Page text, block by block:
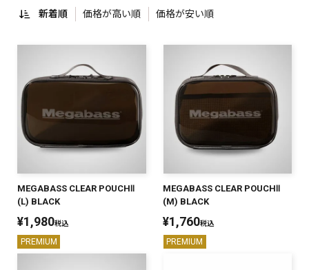
PREMIUM オンライン限定
SALT WATER
価格 ～¥
新着順 価格が高い順 価格が安い順
MEGABASS CLEAR POUCHⅡ
(L) BLACK
¥1,980税込
PREMIUM
MEGABASS CLEAR POUCHⅡ
(M) BLACK
¥1,760税込
PREMIUM